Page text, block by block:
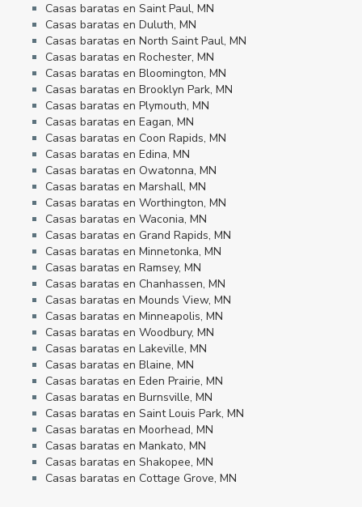
Casas baratas en Saint Paul, MN
Casas baratas en Duluth, MN
Casas baratas en North Saint Paul, MN
Casas baratas en Rochester, MN
Casas baratas en Bloomington, MN
Casas baratas en Brooklyn Park, MN
Casas baratas en Plymouth, MN
Casas baratas en Eagan, MN
Casas baratas en Coon Rapids, MN
Casas baratas en Edina, MN
Casas baratas en Owatonna, MN
Casas baratas en Marshall, MN
Casas baratas en Worthington, MN
Casas baratas en Waconia, MN
Casas baratas en Grand Rapids, MN
Casas baratas en Minnetonka, MN
Casas baratas en Ramsey, MN
Casas baratas en Chanhassen, MN
Casas baratas en Mounds View, MN
Casas baratas en Minneapolis, MN
Casas baratas en Woodbury, MN
Casas baratas en Lakeville, MN
Casas baratas en Blaine, MN
Casas baratas en Eden Prairie, MN
Casas baratas en Burnsville, MN
Casas baratas en Saint Louis Park, MN
Casas baratas en Moorhead, MN
Casas baratas en Mankato, MN
Casas baratas en Shakopee, MN
Casas baratas en Cottage Grove, MN